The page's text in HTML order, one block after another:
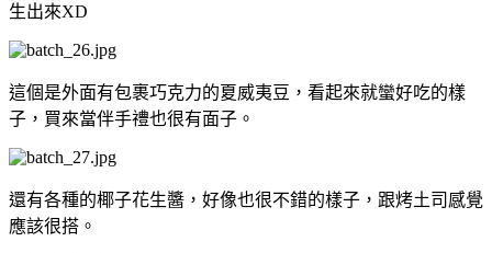
生出來XD
這個是外面有包裹巧克力的夏威夷豆，看起來就蠻好吃的樣
子，買來當伴手禮也很有面子。
還有各種的椰子花生醬，好像也很不錯的樣子，跟烤土司感覺
應該很搭。